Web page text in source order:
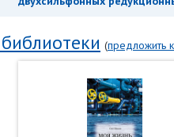
(предложить